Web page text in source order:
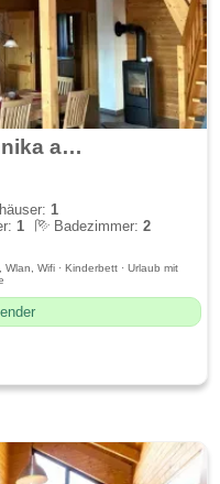
5 Sterne Ferienhaus Annika am idyllischen Waldsee Rieden
1
1 Badezimmer:2
Wifi · Kinderbett · Urlaub mit